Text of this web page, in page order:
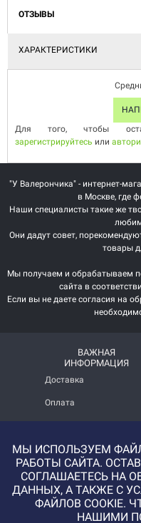
ОТЗЫВЫ
ХАРАКТЕРИСТИКИ
Для того, чтобы
зарегистрируйтесь или
"У Валерончика" - интернет-
в Москве, где
Наши специалисты такие же
Они дадут совет,
товары
Мы получаем и обрабатываем
сайта в
Если вы не даете согласия на
ВАЖНАЯ
ИНФОРМАЦИЯ
Доставка
Оплата
Политика
конфиденциальности
+7
МЫ ИСПОЛЬЗУЕМ
РАБОТЫ САЙТА.
СОГЛАШАЕТЕСЬ НА
ДАННЫХ, А ТАКЖЕ С
ФАЙЛОВ COOKIE.
НАШИМИ